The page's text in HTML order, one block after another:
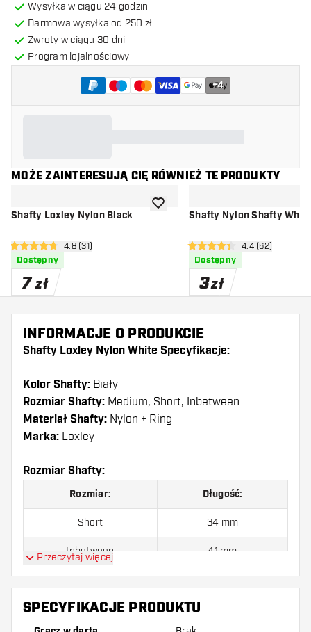
Wysyłka w ciągu 24 godzin
Darmowa wysyłka od 250 zł
Zwroty w ciągu 30 dni
Program lojalnościowy
+4
MOŻE ZAINTERESUJĄ CIĘ RÓWNIEŻ TE PRODUKTY
Shafty Loxley Nylon Black
otwórz panel recenzji
4.8 gwiazdki oceny
4.8 (31)
Dostępny
7 zł
dodaj do listy życzeń
Shafty Nylon Shafty
otwórz panel
4.4 gwiazdki oceny
4.4 (62)
Dostępny
3zł
INFORMACJE O PRODUKCIE
Shafty Loxley Nylon White Specyfikacje:
Kolor Shafty: Biały
Rozmiar Shafty: Medium, Short, Inbetween
Materiał Shafty: Nylon + Ring
Marka: Loxley
Rozmiar Shafty:
Rozmiar: Długość:
Short 34 mm
Inbetween 41 mm
Medium 48 mm
Przeczytaj więcej
SPECYFIKACJE PRODUKTU